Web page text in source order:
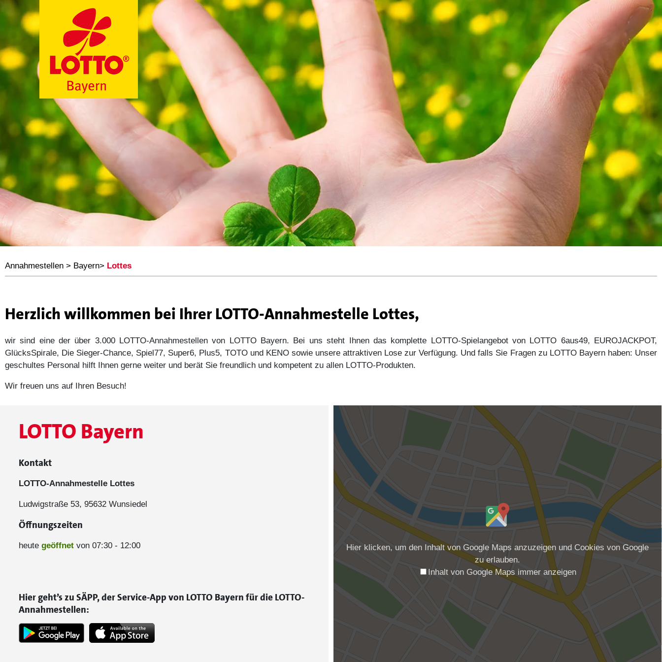
Annahmestellen > Bayern> Lottes
Herzlich willkommen bei Ihrer LOTTO-Annahmestelle Lottes,
wir sind eine der über 3.000 LOTTO-Annahmestellen von LOTTO Bayern. Bei uns steht Ihnen das komplette LOTTO-Spielangebot von LOTTO 6aus49, EUROJACKPOT,
GlücksSpirale, Die Sieger-Chance, Spiel77, Super6, Plus5, TOTO und KENO sowie unsere attraktiven Lose zur Verfügung. Und falls Sie Fragen zu LOTTO Bayern haben: Unser
geschultes Personal hilft Ihnen gerne weiter und berät Sie freundlich und kompetent zu allen LOTTO-Produkten.
Wir freuen uns auf Ihren Besuch!
LOTTO Bayern
Kontakt
LOTTO-Annahmestelle Lottes
Ludwigstraße 53, 95632 Wunsiedel
Öffnungszeiten
heute geöffnet von 07:30 - 12:00
Hier geht’s zu SÄPP, der Service-App von LOTTO Bayern für die LOTTO-
Annahmestellen:
Hier klicken, um den Inhalt von Google Maps anzuzeigen und Cookies von Google
zu erlauben.
Inhalt von Google Maps immer anzeigen